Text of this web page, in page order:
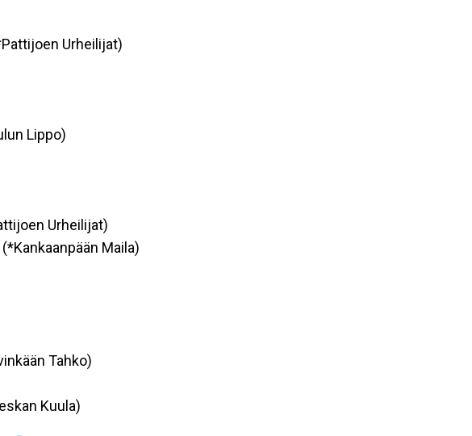
Urheilijat)
Lippo)
Urheilijat)
Maila)
Tahko)
Kuula)